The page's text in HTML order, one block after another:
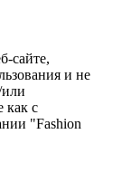
сайте,
и не
как с
"Fashion